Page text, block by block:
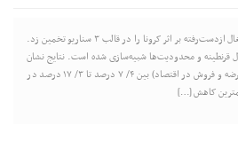
بازوی پژوهشی مجلس، میزان اشتغال ازدست‌رفته بر اثر کرونا را در قالب ۳ سناریو تخمین زد.
قرنطینه و محدودیت‌ها شبیه‌سازی شده است. نتایج نشان
می‌دهد که ستانده کل اقتصاد (عرضه و فروش در اقتصاد) بین ۴/ ۷ درصد تا ۳/ ۱۷ درصد در
کاهش […]